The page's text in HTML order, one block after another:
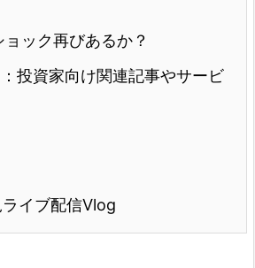
ック再びあるか？
投資家向け関連記事やサービ
イブ配信Vlog